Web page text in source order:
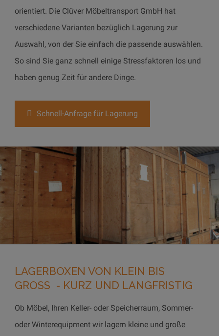
orientiert. Die Clüver Möbeltransport GmbH hat
verschiedene Varianten bezüglich Lagerung zur
Auswahl, von der Sie einfach die passende auswählen.
So sind Sie ganz schnell einige Stressfaktoren los und
haben genug Zeit für andere Dinge.
Schnell-Anfrage für Lagerung
LAGERBOXEN VON KLEIN BIS
GROSS - KURZ UND LANGFRISTIG
Ob Möbel, Ihren Keller- oder Speicherraum, Sommer-
oder Winterequipment wir lagern kleine und große